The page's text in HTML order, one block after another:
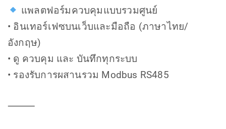
แพลตฟอร์มควบคุมแบบรวมศูนย์
• อินเทอร์เฟซบนเว็บและมือถือ (ภาษาไทย/
อังกฤษ)
• ดู ควบคุม และ บันทึกทุกระบบ
• รองรับการผสานรวม Modbus RS485
⸻